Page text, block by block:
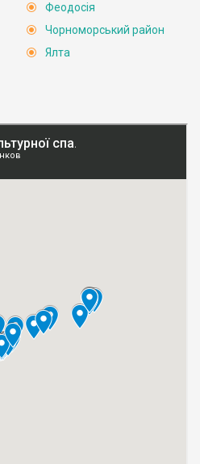
Феодосія
Чорноморський район
Ялта